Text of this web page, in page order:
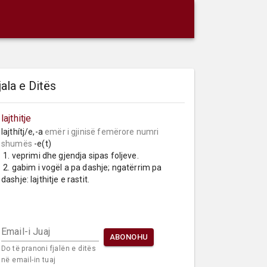
e Ditës
lajthitje
lajthítj/e,-a emër i gjinisë femërore numri
shumës -e(t)
2. gabim i vogël a pa dashje; ngatërrim pa
dashje: lajthitje e rastit.
Email-i Juaj
Do të pranoni fjalën e ditës
në email-in tuaj
ABONOHU